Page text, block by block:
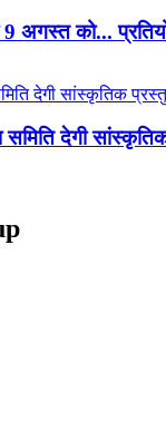
9 अगस्त को...
देगी